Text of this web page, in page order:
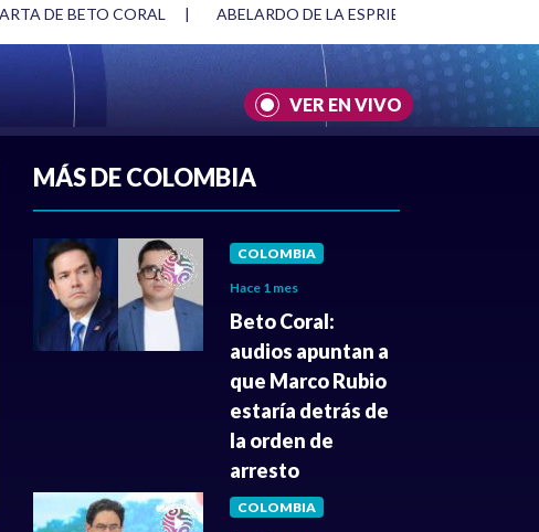
DE BETO CORAL | ABELARDO DE LA ESPRIELLA Y DMG
VER EN VIVO
MÁS DE COLOMBIA
COLOMBIA
Hace 1 mes
Beto Coral:
audios apuntan a
que Marco Rubio
estaría detrás de
la orden de
arresto
COLOMBIA